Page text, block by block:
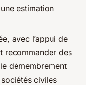
estimation
avec l’appui de
recommander des
démembrement
civiles